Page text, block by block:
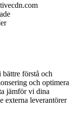
bättre förstå och
och optimera
jämför vi dina
externa leverantörer